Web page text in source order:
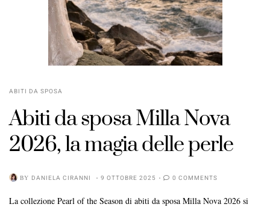
ABITI DA SPOSA
Abiti da sposa Milla Nova
2026, la magia delle perle
BY DANIELA CIRANNI 9 OTTOBRE 2025 0 COMMENTS
La collezione Pearl of the Season di abiti da sposa Milla Nova 2026 si